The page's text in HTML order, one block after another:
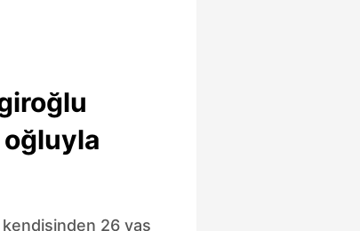
26 yaş